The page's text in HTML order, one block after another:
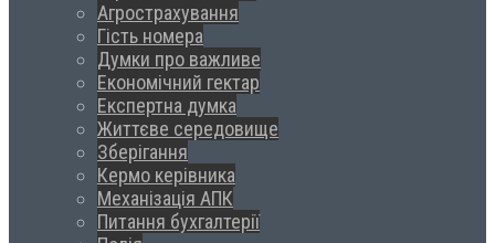
Агрострахування
Гість номера
Думки про важливе
Економічний гектар
Експертна думка
Життєве середовище
Зберігання
Кермо керівника
Механізація АПК
Питання бухгалтерії